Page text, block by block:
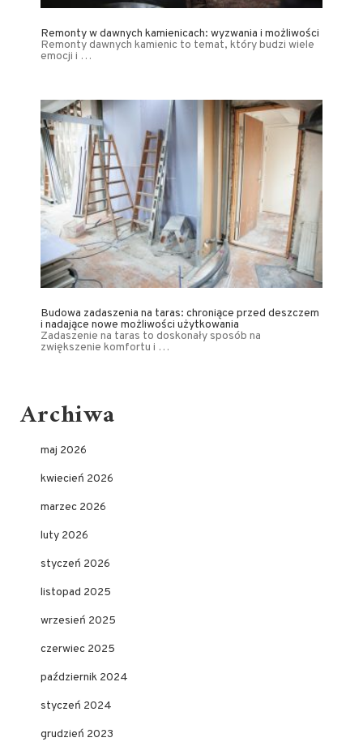
Remonty w dawnych kamienicach: wyzwania i możliwości
Remonty dawnych kamienic to temat, który budzi wiele
emocji i …
Budowa zadaszenia na taras: chroniące przed deszczem
i nadające nowe możliwości użytkowania
Zadaszenie na taras to doskonały sposób na
zwiększenie komfortu i …
Archiwa
maj 2026
kwiecień 2026
marzec 2026
luty 2026
styczeń 2026
listopad 2025
wrzesień 2025
czerwiec 2025
październik 2024
styczeń 2024
grudzień 2023